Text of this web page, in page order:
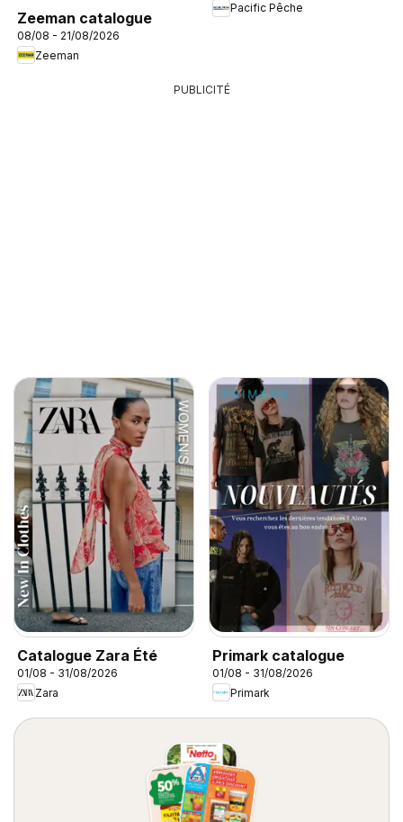
Zeeman catalogue
08/08 - 21/08/2026
Zeeman
Pacific Pêche
PUBLICITÉ
Catalogue Zara Été
01/08 - 31/08/2026
Zara
Primark catalogue
01/08 - 31/08/2026
Primark